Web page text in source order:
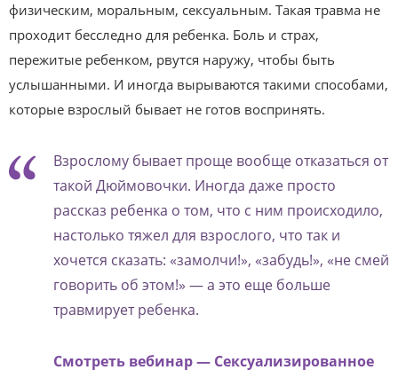
физическим, моральным, сексуальным. Такая травма не
проходит бесследно для ребенка. Боль и страх,
пережитые ребенком, рвутся наружу, чтобы быть
услышанными. И иногда вырываются такими способами,
которые взрослый бывает не готов воспринять.
Взрослому бывает проще вообще отказаться от
такой Дюймовочки. Иногда даже просто
рассказ ребенка о том, что с ним происходило,
настолько тяжел для взрослого, что так и
хочется сказать: «замолчи!», «забудь!», «не смей
говорить об этом!» — а это еще больше
травмирует ребенка.
Смотреть вебинар — Сексуализированное